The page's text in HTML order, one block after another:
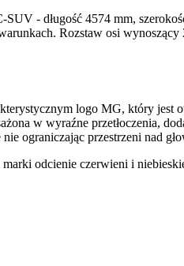
- długość 4574 mm,
Rozstaw osi
logo MG, który
w wyraźne przetłoczenia,
ograniczając przestrzeni nad
odcienie czerwieni i